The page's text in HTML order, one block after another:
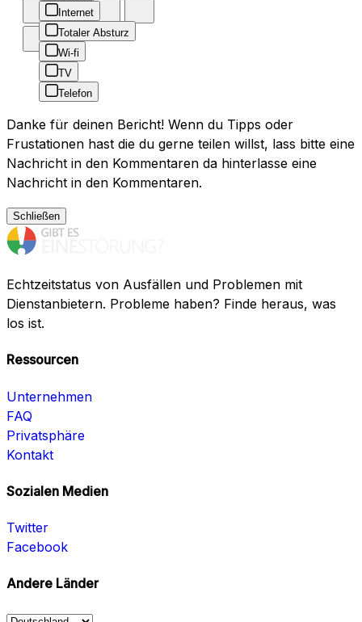
Internet
Totaler Absturz
Wi-fi
TV
Telefon
Danke für deinen Bericht! Wenn du Tipps oder
Frustationen hast die du gerne teilen willst, lass bitte eine
Nachricht in den Kommentaren da hinterlasse eine
Nachricht in den Kommentaren.
Schließen
Echtzeitstatus von Ausfällen und Problemen mit
Dienstanbietern. Probleme haben? Finde heraus, was
los ist.
Ressourcen
Unternehmen
FAQ
Privatsphäre
Kontakt
Sozialen Medien
Twitter
Facebook
Andere Länder